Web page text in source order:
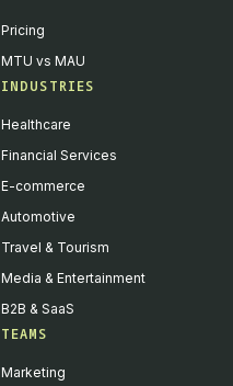
Pricing
MTU vs MAU
INDUSTRIES
Healthcare
Financial Services
E-commerce
Automotive
Travel & Tourism
Media & Entertainment
B2B & SaaS
TEAMS
Marketing